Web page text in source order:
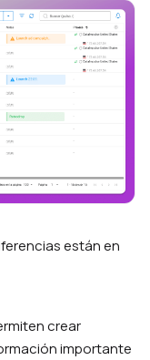
están en
crear
importante